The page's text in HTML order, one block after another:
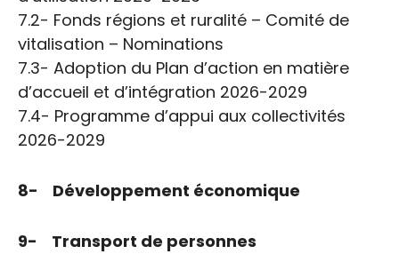
7.2- Fonds régions et ruralité – Comité de
vitalisation – Nominations
7.3- Adoption du Plan d’action en matière
d’accueil et d’intégration 2026-2029
7.4- Programme d’appui aux collectivités
2026-2029
8- Développement économique
9- Transport de personnes